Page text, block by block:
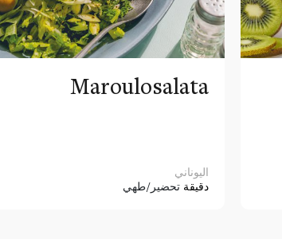
Maroulosalata
اليوناني
دقيقة تحضير/طهي